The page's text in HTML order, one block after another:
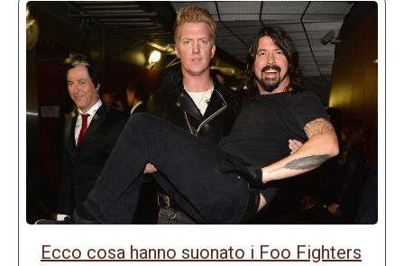
Ecco cosa hanno suonato i Foo Fighters